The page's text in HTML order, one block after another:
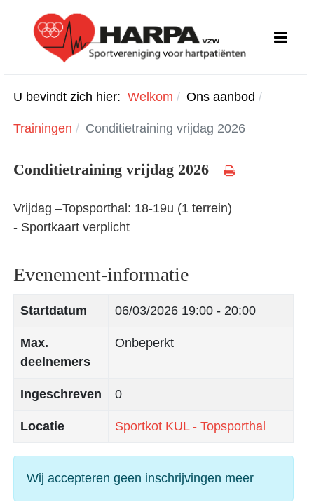
U bevindt zich hier: Welkom Ons aanbod
Trainingen Conditietraining vrijdag 2026
Conditietraining vrijdag 2026
Vrijdag –Topsporthal: 18-19u (1 terrein)
- Sportkaart verplicht
Evenement-informatie
Startdatum 06/03/2026 19:00 - 20:00
Max.
deelnemers
Onbeperkt
Ingeschreven 0
Locatie Sportkot KUL - Topsporthal
Wij accepteren geen inschrijvingen meer